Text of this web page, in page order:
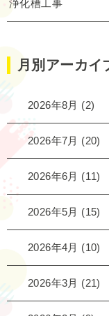
浄化槽工事
月別アーカイ
2026年8月 (2)
2026年7月 (20)
2026年6月 (11)
2026年5月 (15)
2026年4月 (10)
2026年3月 (21)